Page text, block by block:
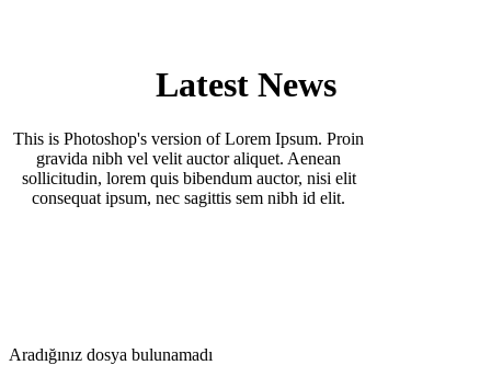
Latest News
This is Photoshop's version of Lorem Ipsum. Proin
gravida nibh vel velit auctor aliquet. Aenean
sollicitudin, lorem quis bibendum auctor, nisi elit
consequat ipsum, nec sagittis sem nibh id elit.
Aradığınız dosya bulunamadı